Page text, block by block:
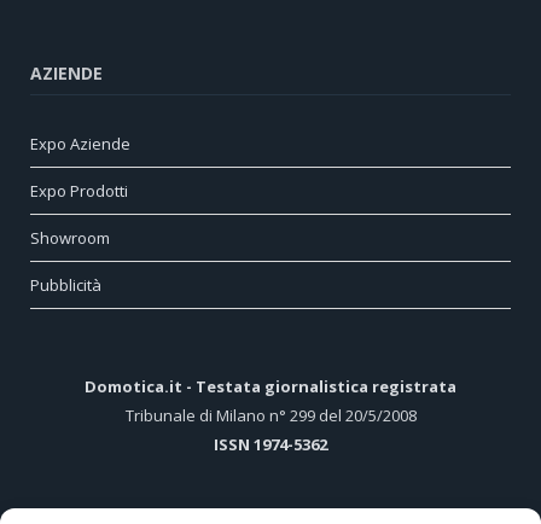
AZIENDE
Expo Aziende
Expo Prodotti
Showroom
Pubblicità
Domotica.it - Testata giornalistica registrata
Tribunale di Milano n° 299 del 20/5/2008
ISSN 1974-5362